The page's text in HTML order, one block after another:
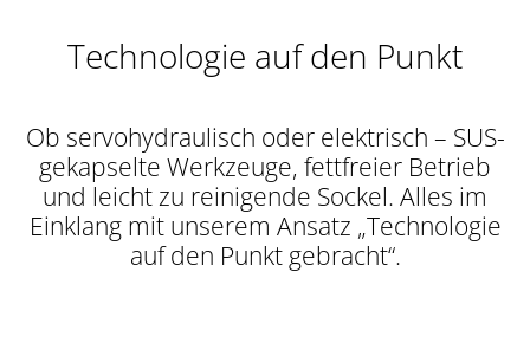
Technologie auf den Punkt
Ob servohydraulisch oder elektrisch – SUS-
gekapselte Werkzeuge, fettfreier Betrieb
und leicht zu reinigende Sockel. Alles im
Einklang mit unserem Ansatz „Technologie
auf den Punkt gebracht“.